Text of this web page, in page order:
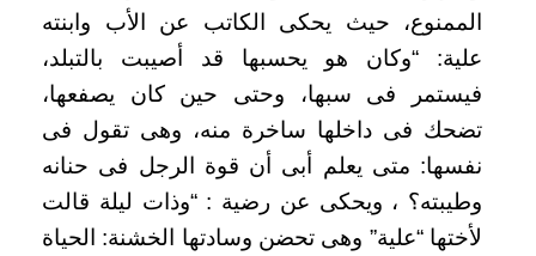
الممنوع، حيث يحكى الكاتب عن الأب وابنته
علية: “وكان هو يحسبها قد أصيبت بالتبلد،
فيستمر فى سبها، وحتى حين كان يصفعها،
تضحك فى داخلها ساخرة منه، وهى تقول فى
نفسها: متى يعلم أبى أن قوة الرجل فى حنانه
وطيبته؟ ، ويحكى عن رضية : “وذات ليلة قالت
لأختها “علية” وهى تحضن وسادتها الخشنة: الحياة